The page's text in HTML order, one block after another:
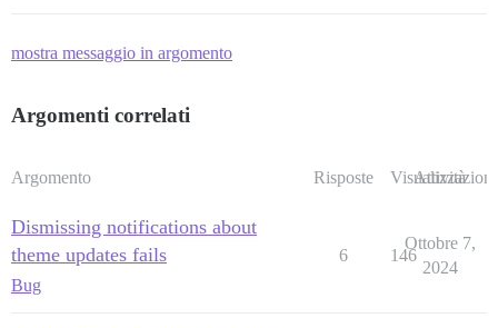
mostra messaggio in argomento
Argomenti correlati
Argomento Risposte Visualizzazioni
Attività
Dismissing notifications about
theme updates fails
Bug
6 146
Ottobre 7,
2024